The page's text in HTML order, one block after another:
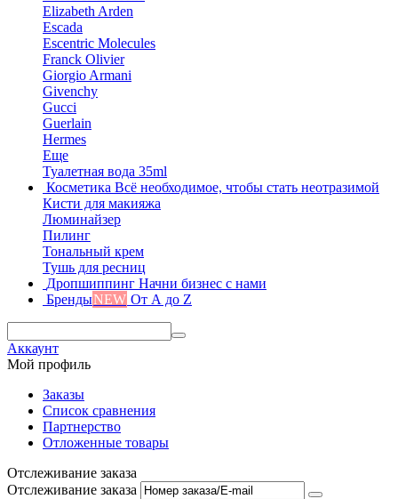
Elizabeth Arden
Escada
Escentric Molecules
Franck Olivier
Giorgio Armani
Givenchy
Gucci
Guerlain
Hermes
Еще
Туалетная вода 35ml
Косметика Всё необходимое, чтобы стать неотразимой
Кисти для макияжа
Люминайзер
Пилинг
Тональный крем
Тушь для ресниц
Дропшиппинг Начни бизнес с нами
БрендыNEW От А до Z
Аккаунт
Мой профиль
Заказы
Список сравнения
Партнерство
Отложенные товары
Отслеживание заказа
Отслеживание заказа